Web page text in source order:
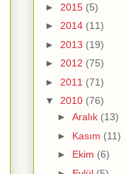
► 2015 (5)
► 2014 (11)
► 2013 (19)
► 2012 (75)
► 2011 (71)
▼ 2010 (76)
► Aralık (13)
► Kasım (11)
► Ekim (6)